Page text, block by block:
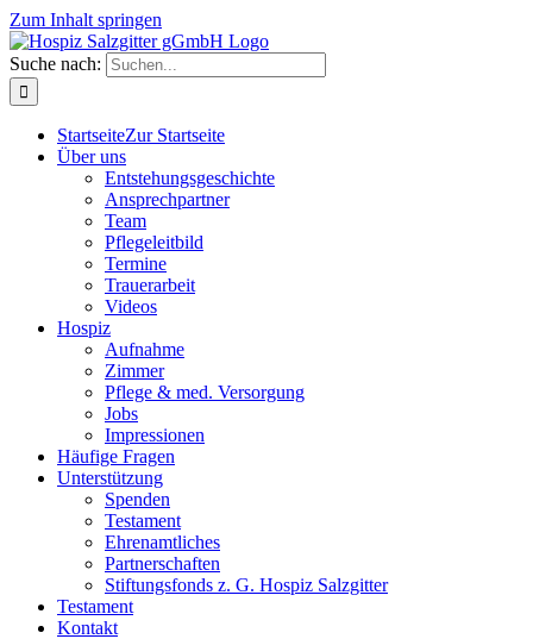
Zum Inhalt springen
Suche nach:
StartseiteZur Startseite
Über uns
Entstehungsgeschichte
Ansprechpartner
Team
Pflegeleitbild
Termine
Trauerarbeit
Videos
Hospiz
Aufnahme
Zimmer
Pflege & med. Versorgung
Jobs
Impressionen
Häufige Fragen
Unterstützung
Spenden
Testament
Ehrenamtliches
Partnerschaften
Stiftungsfonds z. G. Hospiz Salzgitter
Testament
Kontakt